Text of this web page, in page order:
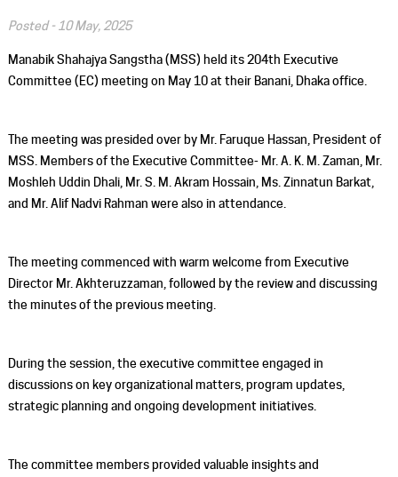
Posted - 10 May, 2025
Manabik Shahajya Sangstha (MSS) held its 204th Executive
Committee (EC) meeting on May 10 at their Banani, Dhaka office.
The meeting was presided over by Mr. Faruque Hassan, President of
MSS. Members of the Executive Committee- Mr. A. K. M. Zaman, Mr.
Moshleh Uddin Dhali, Mr. S. M. Akram Hossain, Ms. Zinnatun Barkat,
and Mr. Alif Nadvi Rahman were also in attendance.
The meeting commenced with warm welcome from Executive
Director Mr. Akhteruzzaman, followed by the review and discussing
the minutes of the previous meeting.
During the session, the executive committee engaged in
discussions on key organizational matters, program updates,
strategic planning and ongoing development initiatives.
The committee members provided valuable insights and